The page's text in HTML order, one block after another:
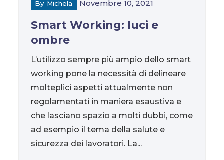
By Michela Novembre 10, 2021
Smart Working: luci e
ombre
L’utilizzo sempre più ampio dello smart
working pone la necessità di delineare
molteplici aspetti attualmente non
regolamentati in maniera esaustiva e
che lasciano spazio a molti dubbi, come
ad esempio il tema della salute e
sicurezza dei lavoratori. La...